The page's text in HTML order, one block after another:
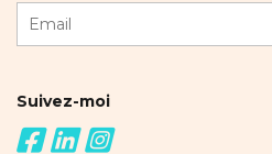
Suivez-moi